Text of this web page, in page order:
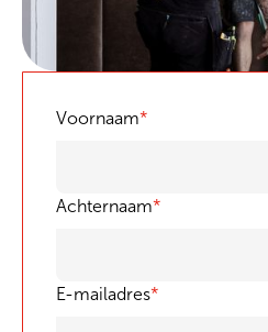
Voornaam*
Achternaam*
E-mailadres*